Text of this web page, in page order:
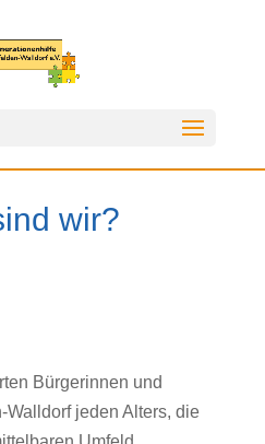
wir?
Bürgerinnen und
Walldorf jeden Alters, die